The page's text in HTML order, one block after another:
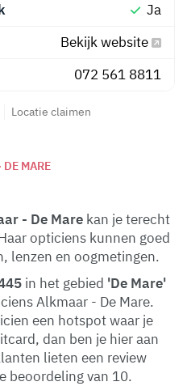
MARE
- De Mare kan je terecht
opticiens kunnen goed
lenzen en oogmetingen.
in het gebied 'De Mare'
Alkmaar - De Mare.
een hotspot waar je
dan ben je hier aan
lieten een review
beoordeling van 10.
Ja
Bekijk website
072 561 8811
Locatie claimen